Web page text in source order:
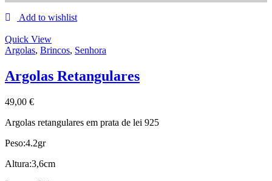
Add to wishlist
Quick View
Argolas, Brincos, Senhora
Argolas Retangulares
49,00 €
Argolas retangulares em prata de lei 925
Peso:4.2gr
Altura:3,6cm